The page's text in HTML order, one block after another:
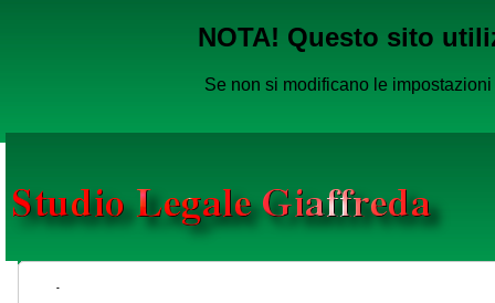
NOTA! Questo sito
Se non si modificano le